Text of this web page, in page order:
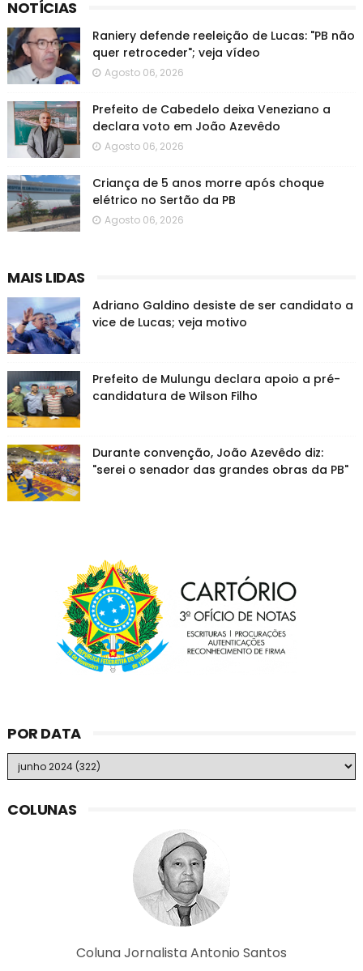
NOTÍCIAS
Raniery defende reeleição de Lucas: "PB não
quer retroceder"; veja vídeo
Agosto 06, 2026
Prefeito de Cabedelo deixa Veneziano a
declara voto em João Azevêdo
Agosto 06, 2026
Criança de 5 anos morre após choque
elétrico no Sertão da PB
Agosto 06, 2026
MAIS LIDAS
Adriano Galdino desiste de ser candidato a
vice de Lucas; veja motivo
Prefeito de Mulungu declara apoio a pré-
candidatura de Wilson Filho
Durante convenção, João Azevêdo diz:
"serei o senador das grandes obras da PB"
POR DATA
COLUNAS
Coluna Jornalista Antonio Santos